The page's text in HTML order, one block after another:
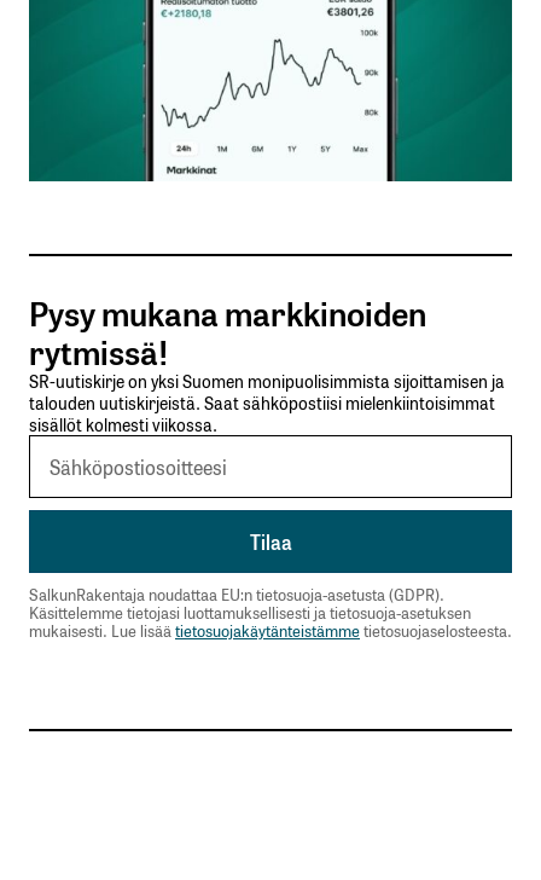
kirjautua
rekisteröityä
Sähköpostiosoitettasi ei julkaista. Pakolliset
kentät on merkitty*
Kommentti*
Nimesi tai nimimerkkisi*
Pysy mukana markkinoiden
rytmissä!
SR-uutiskirje on yksi Suomen monipuolisimmista sijoittamisen ja
talouden uutiskirjeistä. Saat sähköpostiisi mielenkiintoisimmat
sisällöt kolmesti viikossa.
SalkunRakentaja noudattaa EU:n tietosuoja-asetusta (GDPR).
Käsittelemme tietojasi luottamuksellisesti ja tietosuoja-asetuksen
mukaisesti. Lue lisäätietosuojakäytänteistämmetietosuojaselosteesta.